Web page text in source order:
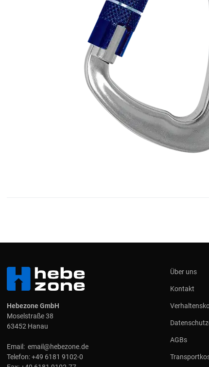
Hebezone GmbH
Moselstraße 38
63452 Hanau
Email: email@hebezone.de
Telefon:+49 6181 9102-0
Über uns
Kontakt
AGBs